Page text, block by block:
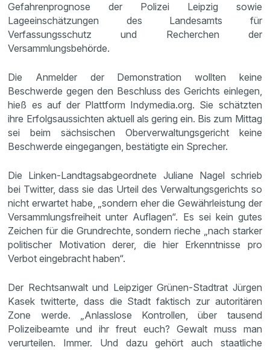
Gefahrenprognose der Polizei Leipzig sowie
Lageeinschätzungen des Landesamts für
Verfassungsschutz und Recherchen der
Versammlungsbehörde.
Die Anmelder der Demonstration wollten keine
Beschwerde gegen den Beschluss des Gerichts einlegen,
hieß es auf der Plattform Indymedia.org. Sie schätzten
ihre Erfolgsaussichten aktuell als gering ein. Bis zum Mittag
sei beim sächsischen Oberverwaltungsgericht keine
Beschwerde eingegangen, bestätigte ein Sprecher.
Die Linken-Landtagsabgeordnete Juliane Nagel schrieb
bei Twitter, dass sie das Urteil des Verwaltungsgerichts so
nicht erwartet habe, „sondern eher die Gewährleistung der
Versammlungsfreiheit unter Auflagen“. Es sei kein gutes
Zeichen für die Grundrechte, sondern rieche „nach starker
politischer Motivation derer, die hier Erkenntnisse pro
Verbot eingebracht haben“.
Der Rechtsanwalt und Leipziger Grünen-Stadtrat Jürgen
Kasek twitterte, dass die Stadt faktisch zur autoritären
Zone werde. „Anlasslose Kontrollen, über tausend
Polizeibeamte und ihr freut euch? Gewalt muss man
verurteilen. Immer. Und dazu gehört auch staatliche